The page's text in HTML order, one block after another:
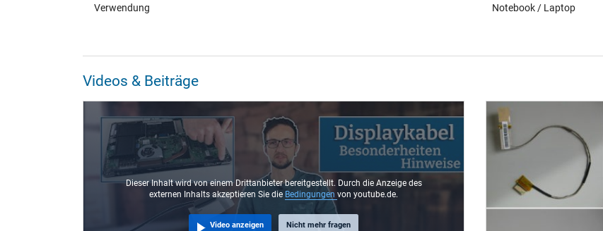
Verwendung
Notebook / Laptop
Videos & Beiträge
Dieser Inhalt wird von einem Drittanbieter bereitgestellt. Durch die Anzeige des
externen Inhalts akzeptieren Sie die Bedingungen von youtube.de.
Video anzeigen Nicht mehr fragen